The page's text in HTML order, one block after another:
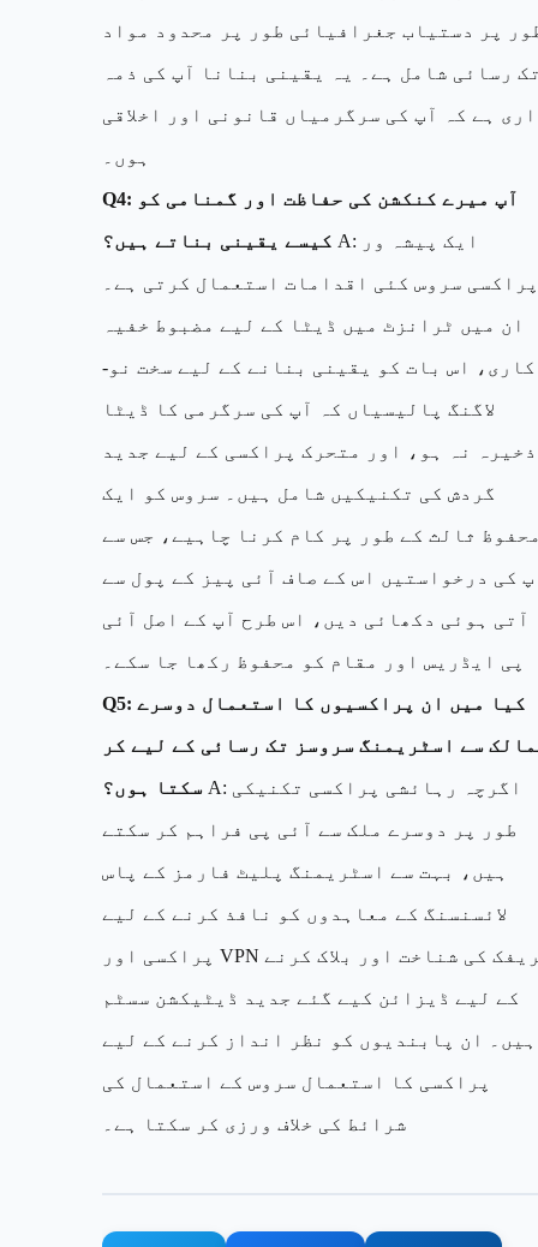
پر دستیاب جغرافیائی طور پر محدود مواد
رسائی شامل ہے۔ یہ یقینی بنانا آپ کی ذمہ
ہے کہ آپ کی سرگرمیاں قانونی اور اخلاقی
ہوں۔
Q4: آپ میرے کنکشن کی حفاظت اور گمنامی کو
کیسے یقینی بناتے ہیں؟ A: ایک پیشہ ور
پراکسی سروس کئی اقدامات استعمال کرتی ہے۔
ان میں ٹرانزٹ میں ڈیٹا کے لیے مضبوط خفیہ
کاری، اس بات کو یقینی بنانے کے لیے سخت نو-
لاگنگ پالیسیاں کہ آپ کی سرگرمی کا ڈیٹا
ذخیرہ نہ ہو، اور متحرک پراکسی کے لیے جدید
گردش کی تکنیکیں شامل ہیں۔ سروس کو ایک
ثالث کے طور پر کام کرنا چاہیے، جس سے
کی درخواستیں اس کے صاف آئی پیز کے پول سے
آتی ہوئی دکھائی دیں، اس طرح آپ کے اصل آئی
پی ایڈریس اور مقام کو محفوظ رکھا جا سکے۔
Q5: کیا میں ان پراکسیوں کا استعمال دوسرے
سے اسٹریمنگ سروسز تک رسائی کے لیے کر
سکتا ہوں؟A: اگرچہ رہائشی پراکسی تکنیکی
طور پر دوسرے ملک سے آئی پی فراہم کر سکتے
ہیں، بہت سے اسٹریمنگ پلیٹ فارمز کے پاس
لائسنسنگ کے معاہدوں کو نافذ کرنے کے لیے
پراکسی اور VPN ٹریفک کی شناخت اور بلاک کرنے
کے لیے ڈیزائن کیے گئے جدید ڈیٹیکشن سسٹم
ہیں۔ ان پابندیوں کو نظر انداز کرنے کے لیے
پراکسی کا استعمال سروس کے استعمال کی
شرائط کی خلاف ورزی کر سکتا ہے۔